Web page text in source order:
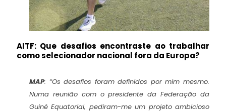
AITF: ⁠Que desafios encontraste ao trabalhar
como selecionador nacional fora da Europa?
MAP: “Os desafios foram definidos por mim mesmo.
Numa reunião com o presidente da Federação da
Guiné Equatorial, pediram-me um projeto ambicioso